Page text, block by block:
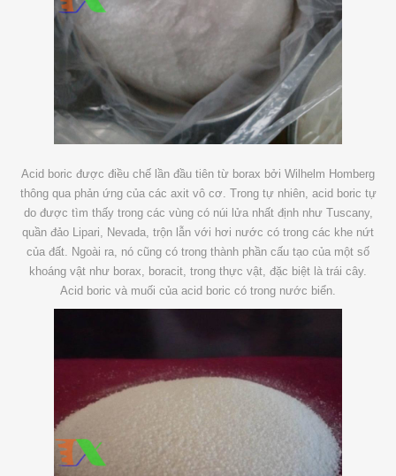
Acid boric được điều chế lần đầu tiên từ borax bởi Wilhelm Homberg
thông qua phản ứng của các axit vô cơ. Trong tự nhiên, acid boric tự
do được tìm thấy trong các vùng có núi lửa nhất định như Tuscany,
quần đảo Lipari, Nevada, trộn lẫn với hơi nước có trong các khe nứt
của đất. Ngoài ra, nó cũng có trong thành phần cấu tạo của một số
khoáng vật như borax, boracit, trong thực vật, đặc biệt là trái cây.
Acid boric và muối của acid boric có trong nước biển.